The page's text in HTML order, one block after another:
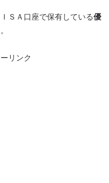
ＳＡ口座で保有している優
リンク